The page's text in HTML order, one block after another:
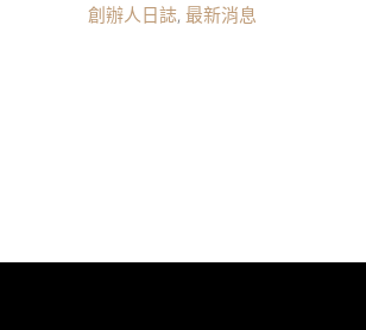
創辦人日誌, 最新消息